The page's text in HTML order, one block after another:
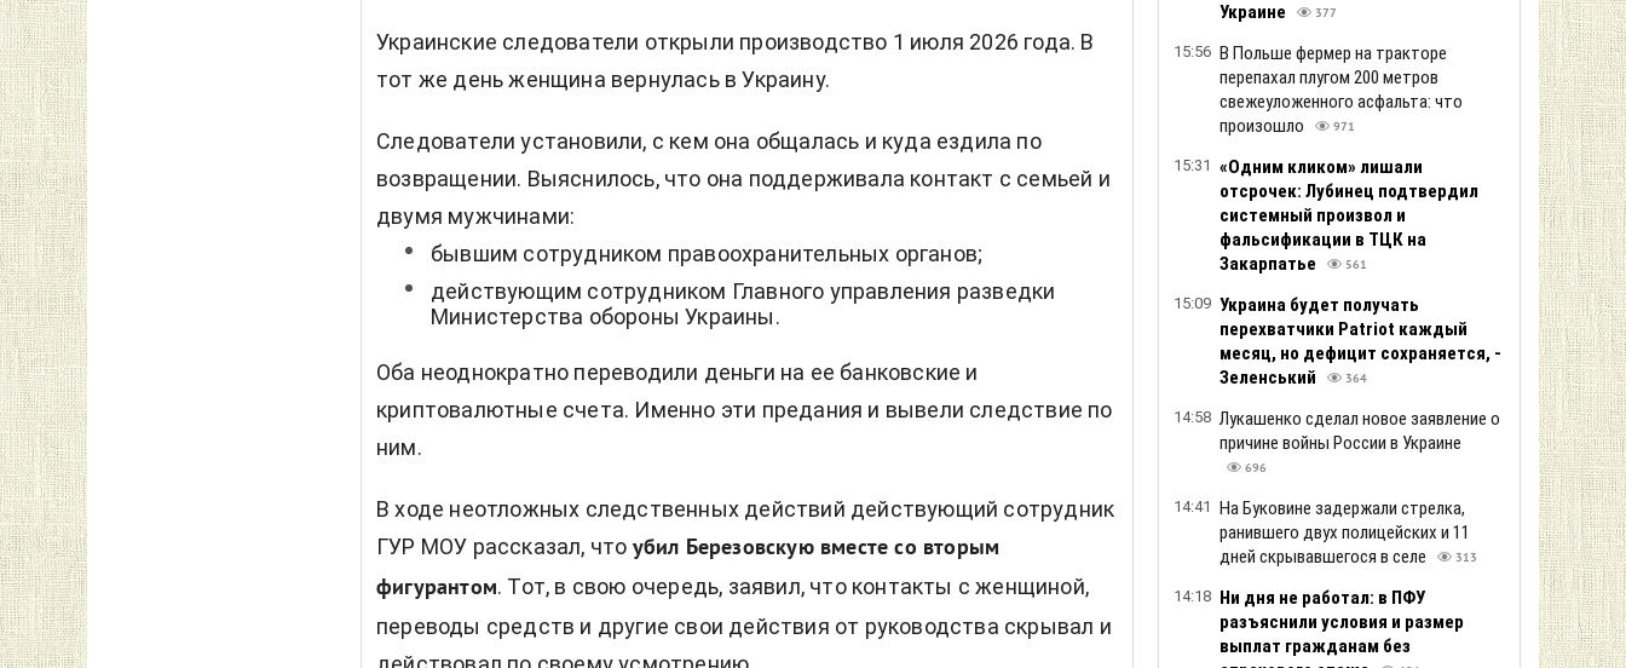
Украинские следователи открыли производство 1 июля 2026 года. В
тот же день женщина вернулась в Украину.
Следователи установили, с кем она общалась и куда ездила по
возвращении. Выяснилось, что она поддерживала контакт с семьей и
двумя мужчинами:
бывшим сотрудником правоохранительных органов;
действующим сотрудником Главного управления разведки
Министерства обороны Украины.
Оба неоднократно переводили деньги на ее банковские и
криптовалютные счета. Именно эти предания и вывели следствие по
ним.
В ходе неотложных следственных действий действующий сотрудник
ГУР МОУ рассказал, что убил Березовскую вместе со вторым
фигурантом. Тот, в свою очередь, заявил, что контакты с женщиной,
переводы средств и другие свои действия от руководства скрывал и
Украине
377
15:56 В Польше фермер на тракторе
перепахал плугом 200 метров
свежеуложенного асфальта: что
произошло
971
15:31 «Одним кликом» лишали
отсрочек: Лубинец подтвердил
системный произвол и
фальсификации в ТЦК на
Закарпатье
561
15:09 Украина будет получать
перехватчики Patriot каждый
месяц, но дефицит сохраняется, -
Зеленський
364
14:58 Лукашенко сделал новое заявление о
причине войны России в Украине
696
14:41 На Буковине задержали стрелка,
ранившего двух полицейских и 11
дней скрывавшегося в селе
313
14:18 Ни дня не работал: в ПФУ
разъяснили условия и размер
выплат гражданам без